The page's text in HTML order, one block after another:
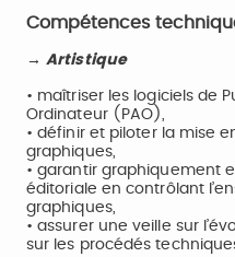
Compétences
→ Artistique
• maîtriser les logiciels de
Ordinateur (PAO),
• définir et piloter la mise
graphiques,
• garantir graphiquement
éditoriale en contrôlant
graphiques,
• assurer une veille sur
sur les procédés